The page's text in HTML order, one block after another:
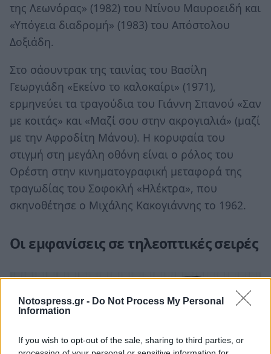
Notospress.gr - Do Not Process My Personal
Information
If you wish to opt-out of the sale, sharing to third parties, or
της Λεωνόρας» (1982) του Ντίνου Μαυροειδή και
«Υπόγεια διαδρομή» (1983) του Απόστολου
Δοξιάδη.
Στο σάουντρακ της ταινίας του Βασίλη
Γεωργιάδη «Εκείνο το καλοκαίρι» (1971),
ερμηνεύει τα τραγούδια του Γιάννη Σπανού «Σαν
με κοιτάς» και «Μαζί σου στην ακρογιαλιά» (μαζί
με την Αφροδίτη Μάνου). Η κορυφαία του
στιγμή στη μεγάλη οθόνη είναι ο ρόλος του
Ορέστη στην κινηματογραφική μεταφορά της
τραγωδίας του Σοφοκλή «Ηλέκτρα», που
σκηνοθέτησε ο Μιχάλης Κακογιάννης το 1962.
Οι εμφανίσεις σε τηλεοπτικές σειρές